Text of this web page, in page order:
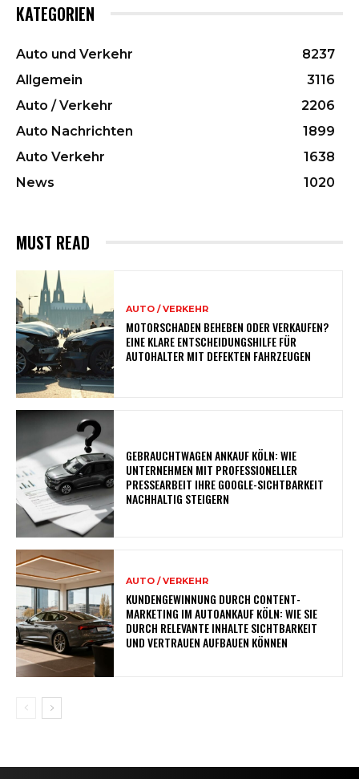
KATEGORIEN
Auto und Verkehr
8237
Allgemein
3116
Auto / Verkehr
2206
Auto Nachrichten
1899
Auto Verkehr
1638
News
1020
MUST READ
AUTO / VERKEHR
MOTORSCHADEN BEHEBEN ODER VERKAUFEN?
EINE KLARE ENTSCHEIDUNGSHILFE FÜR
AUTOHALTER MIT DEFEKTEN FAHRZEUGEN
GEBRAUCHTWAGEN ANKAUF KÖLN: WIE
UNTERNEHMEN MIT PROFESSIONELLER
PRESSEARBEIT IHRE GOOGLE-SICHTBARKEIT
NACHHALTIG STEIGERN
AUTO / VERKEHR
KUNDENGEWINNUNG DURCH CONTENT-
MARKETING IM AUTOANKAUF KÖLN: WIE SIE
DURCH RELEVANTE INHALTE SICHTBARKEIT
UND VERTRAUEN AUFBAUEN KÖNNEN